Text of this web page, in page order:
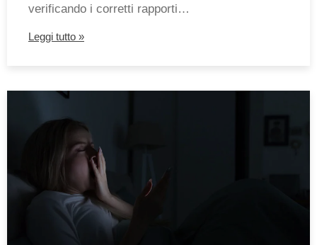
verificando i corretti rapporti…
Leggi tutto »